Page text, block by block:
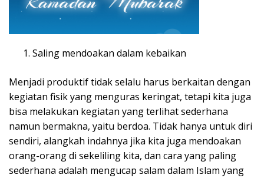
Saling mendoakan dalam kebaikan
Menjadi produktif tidak selalu harus berkaitan dengan
kegiatan fisik yang menguras keringat, tetapi kita juga
bisa melakukan kegiatan yang terlihat sederhana
namun bermakna, yaitu berdoa. Tidak hanya untuk diri
sendiri, alangkah indahnya jika kita juga mendoakan
orang-orang di sekeliling kita, dan cara yang paling
sederhana adalah mengucap salam dalam Islam yang